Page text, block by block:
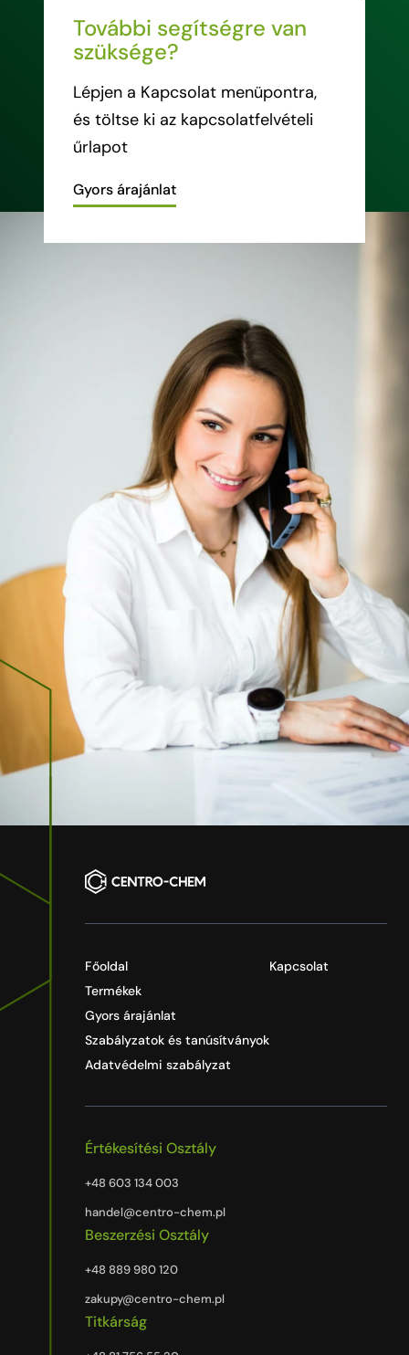
További segítségre van
szüksége?
Lépjen a Kapcsolat menüpontra,
és töltse ki az kapcsolatfelvételi
űrlapot
Gyors árajánlat
Főoldal
Termékek
Gyors árajánlat
Szabályzatok és tanúsítványok
Adatvédelmi szabályzat
Kapcsolat
Értékesítési Osztály
+48 603 134 003
handel@centro-chem.pl
Beszerzési Osztály
+48 889 980 120
zakupy@centro-chem.pl
Titkárság